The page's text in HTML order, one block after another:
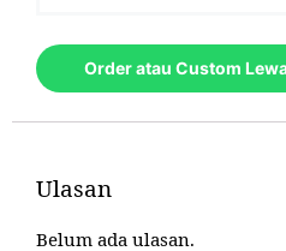
Ulasan
Belum ada ulasan.